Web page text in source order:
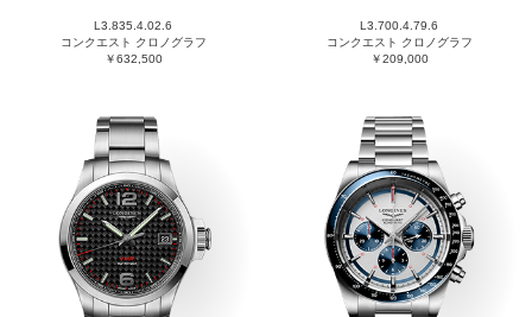
L3.835.4.02.6
コンクエスト クロノグラフ
￥632,500
L3.700.4.79.6
コンクエスト クロノグラフ
￥209,000